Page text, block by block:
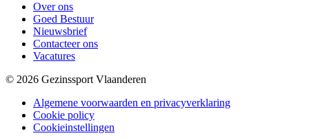
Over ons
Goed Bestuur
Nieuwsbrief
Contacteer ons
Vacatures
© 2026 Gezinssport Vlaanderen
Algemene voorwaarden en privacyverklaring
Cookie policy
Cookieinstellingen